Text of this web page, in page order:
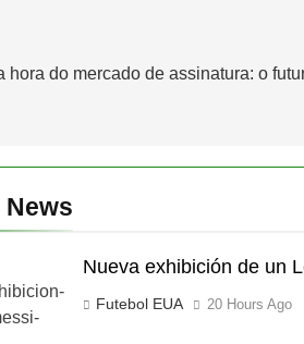
hora do mercado de assinatura: o
News
Nueva exhibición de un
Futebol EUA 20 Hours Ago